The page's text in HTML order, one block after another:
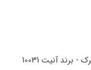
برند آنیت 10031